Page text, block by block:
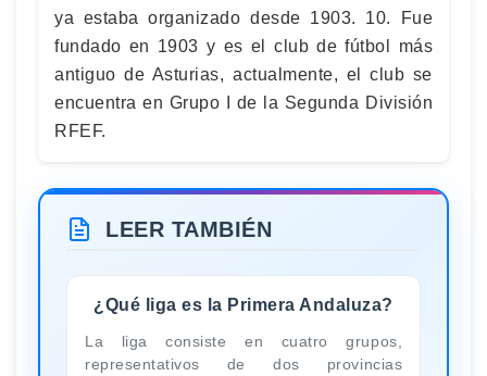
ya estaba organizado desde 1903. 10. Fue
fundado en 1903 y es el club de fútbol más
antiguo de Asturias, actualmente, el club se
encuentra en Grupo I de la Segunda División
RFEF.
LEER TAMBIÉN
¿Qué liga es la Primera Andaluza?
La liga consiste en cuatro grupos,
representativos de dos provincias